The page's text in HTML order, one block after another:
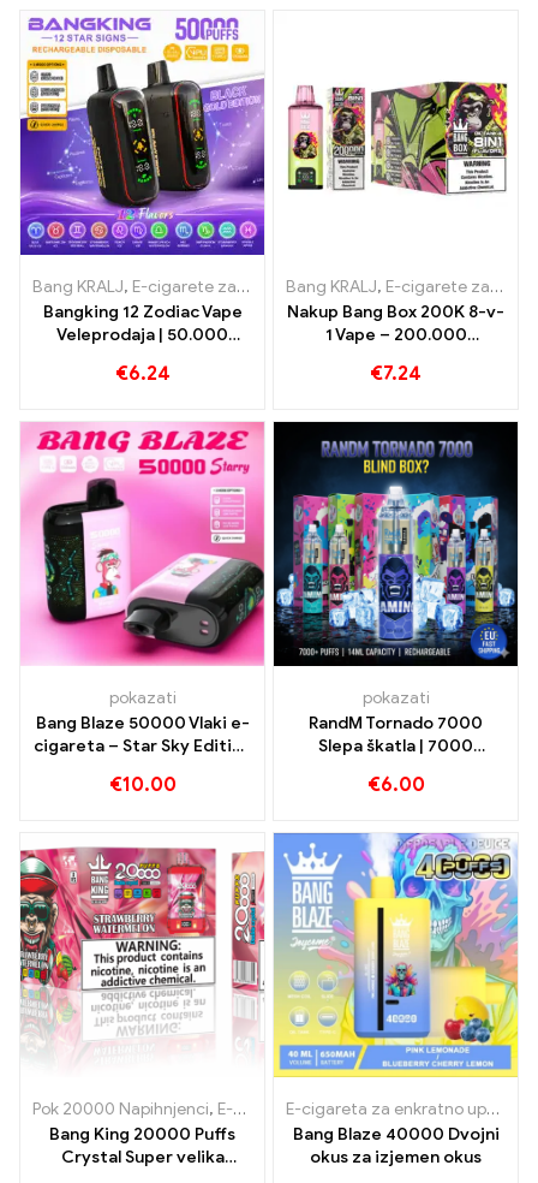
Bang KRALJ, E-cigarete za enkratno uporabo , E-cigarete za
Bangking 12 Zodiac Vape
Veleprodaja | 50.000
€6.24
Bang KRALJ, E-cigarete za enkratno uporabo
Nakup Bang Box 200K 8-v-
1 Vape – 200.000
€7.24
pokazati
Bang Blaze 50000 Vlaki e-
cigareta – Star Sky Edition
€10.00
pokazati
RandM Tornado 7000
Slepa škatla | 7000
dostava v EU
€6.00
Pok 20000 Napihnjenci, E-cigarete za enkratno uporabo ,E-
Bang King 20000 Puffs
Crystal Super velika
E-cigareta za enkratno uporabo z nikotinom
Bang Blaze 40000 Dvojni
okus za izjemen okus